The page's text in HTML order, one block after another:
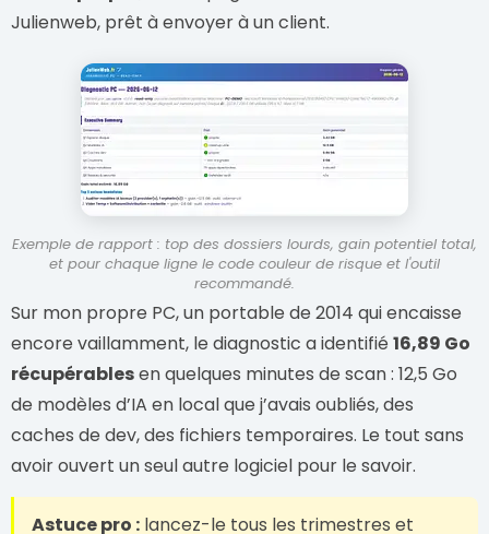
Julienweb, prêt à envoyer à un client.
Exemple de rapport : top des dossiers lourds, gain potentiel total,
et pour chaque ligne le code couleur de risque et l'outil
recommandé.
Sur mon propre PC, un portable de 2014 qui encaisse
encore vaillamment, le diagnostic a identifié 16,89 Go
récupérablesen quelques minutes de scan : 12,5 Go
de modèles d’IA en local que j’avais oubliés, des
caches de dev, des fichiers temporaires. Le tout sans
avoir ouvert un seul autre logiciel pour le savoir.
Astuce pro : lancez-le tous les trimestres et